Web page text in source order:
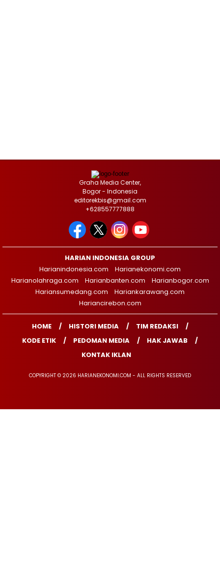
Graha Media Center,
Bogor - Indonesia
editorekbis@gmail.com
+628557777888
HARIAN INDONESIA GROUP
Harianindonesia.com
Harianekonomi.com
Harianolahraga.com
Harianbanten.com
Harianbogor.com
Hariansumedang.com
Hariankarawang.com
Hariancirebon.com
HOME HISTORI MEDIA
TIM REDAKSI
KODE ETIK
PEDOMAN MEDIA
HAK JAWAB
KONTAK IKLAN
COPYRIGHT © 2026 HARIANEKONOMI.COM - ALL RIGHTS RESERVED